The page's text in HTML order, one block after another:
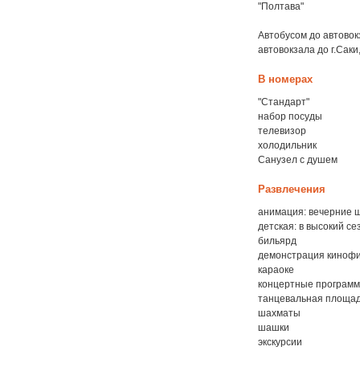
"Полтава"
Автобусом до
автовокзала до
В номерах
"Стандарт"
набор посуды
телевизор
холодильник
Санузел с душем
Развлечения
анимация: вечерние
детская: в высокий
бильярд
демонстрация
караоке
концертные
танцевальная
шахматы
шашки
экскурсии